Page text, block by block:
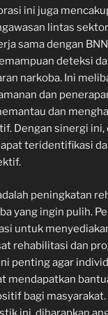
ini juga
lintas
sama dengan
deteksi
narkoba. Ini
dan
dan
Dengan sinergi ini,
teridentifikasi
peningkatan
yang ingin pulih.
untuk
rehabilitasi dan
penting agar
mendapatkan
bagi masyarakat.